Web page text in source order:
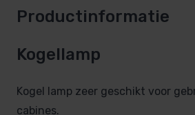
Productinformatie
Kogellamp
Kogel lamp zeer geschikt voor
cabines.